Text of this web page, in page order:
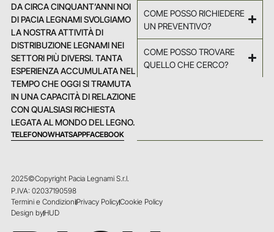
DA CIRCA CINQUANT’ANNI NOI
DI PACIA LEGNAMI SVOLGIAMO
LA NOSTRA ATTIVITÀ DI
DISTRIBUZIONE LEGNAMI NEI
SETTORI PIÙ DIVERSI. TANTA
ESPERIENZA ACCUMULATA NEL
TEMPO CHE OGGI SI TRAMUTA
IN UNA CAPACITÀ DI RELAZIONE
CON QUALSIASI RICHIESTA
LEGATA AL MONDO DEL LEGNO.
TELEFONOWHATSAPPFACEBOOK
COME POSSO RICHIEDERE
UN PREVENTIVO?
COME POSSO TROVARE
QUELLO CHE CERCO?
2025©Copyright Pacia Legnami S.r.l.
P.IVA: 02037190598
Termini e CondizioniPrivacy PolicyCookie Policy
Design byHUD